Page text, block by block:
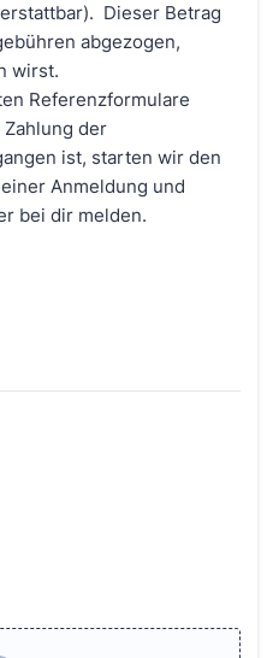
Dieser Betrag
abgezogen,
wirst.
Referenzformulare
der
ist, starten wir den
Anmeldung und
bei dir melden.